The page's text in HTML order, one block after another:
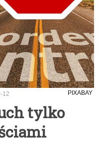
12 PIXABAY
tylko